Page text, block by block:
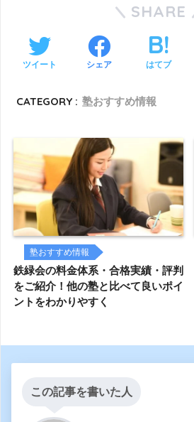
SHARE
ツイート シェア はてブ
CATEGORY : 塾おすすめ情報
塾おすすめ情報
鉄緑会の料金体系・合格実績・評判
をご紹介！他の塾と比べて良いポイ
ントをわかりやすく
この記事を書いた人